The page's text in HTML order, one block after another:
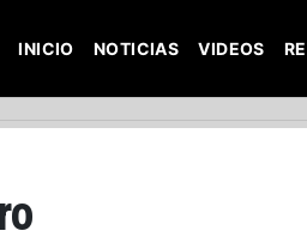
INICIO NOTICIAS VIDEOS